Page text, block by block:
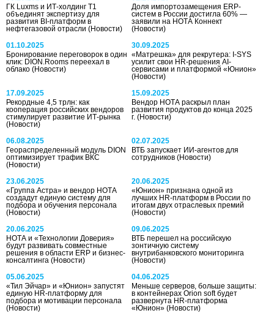
ГК Luxms и ИТ-холдинг Т1
объединят экспертизу для
развития BI-платформ в
нефтегазовой отрасли (Новости)
Доля импортозамещения ERP-
систем в России достигла 60% —
заявили на НОТА Коннект
(Новости)
01.10.2025
Бронирование переговорок в один
клик: DION.Rooms переехал в
облако (Новости)
30.09.2025
«Матрешка» для рекрутера: I-SYS
усилит свои HR-решения AI-
сервисами и платформой «Юнион»
(Новости)
17.09.2025
Рекордные 4,5 трлн: как
кооперация российских вендоров
стимулирует развитие ИТ-рынка
(Новости)
15.09.2025
Вендор НОТА раскрыл план
развития продуктов до конца 2025
г.(Новости)
06.08.2025
Геораспределенный модуль DION
оптимизирует трафик ВКС
(Новости)
02.07.2025
ВТБ запускает ИИ-агентов для
сотрудников(Новости)
23.06.2025
«Группа Астра» и вендор НОТА
создадут единую систему для
подбора и обучения персонала
(Новости)
20.06.2025
«Юнион» признана одной из
лучших HR-платформ в России по
итогам двух отраслевых премий
(Новости)
20.06.2025
НОТА и «Технологии Доверия»
будут развивать совместные
решения в области ERP и бизнес-
консалтинга (Новости)
09.06.2025
ВТБ перешел на российскую
зонтичную систему
внутрибанковского мониторинга
(Новости)
05.06.2025
«Тил Эйчар» и «Юнион» запустят
единую HR-платформу для
подбора и мотивации персонала
(Новости)
04.06.2025
Меньше серверов, больше защиты:
в контейнерах Orion soft будет
развернута HR-платформа
«Юнион»(Новости)